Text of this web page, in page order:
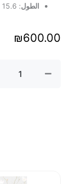
الطول: 15.6 م
₪600.00